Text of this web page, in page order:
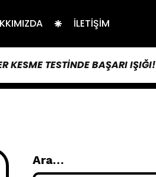
İLETIŞIM
KESME TESTINDE BAŞARI IŞIĞI!
Ara…